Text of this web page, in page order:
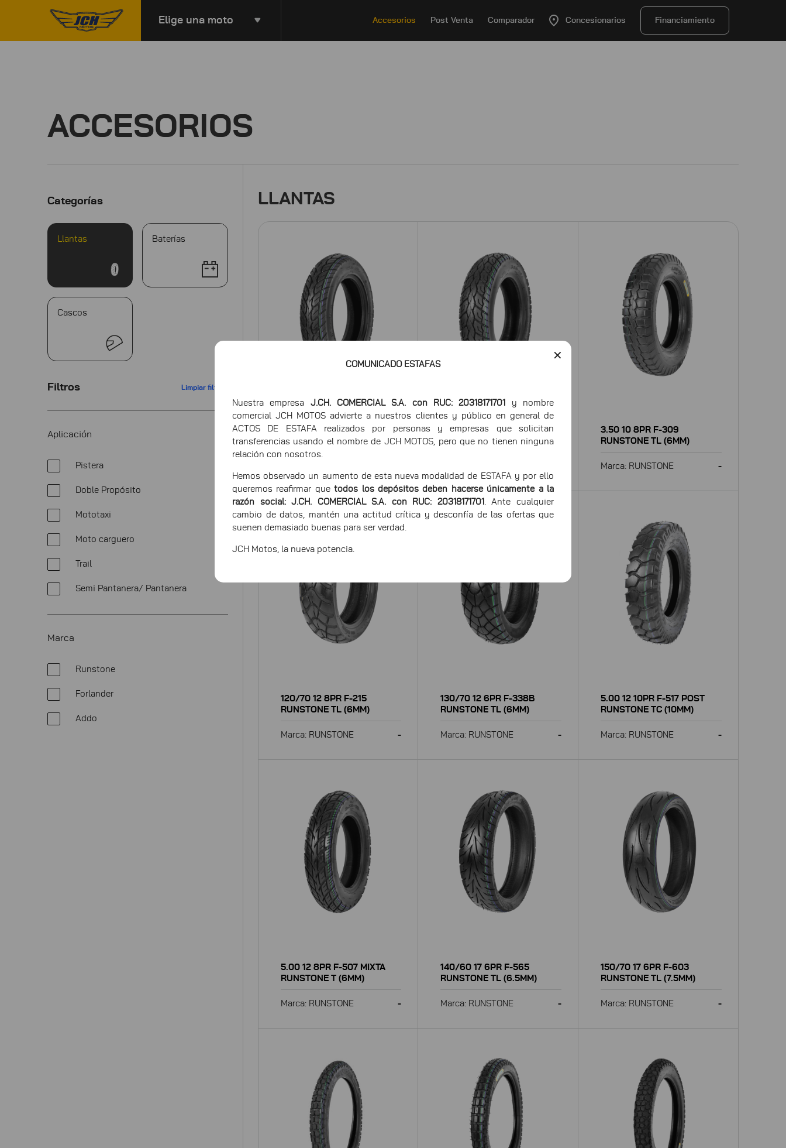
Elige una moto Accesorios Post Venta Comparador Concesionarios Financiamiento
✕
COMUNICADO ESTAFAS
Nuestra empresa J.CH. COMERCIAL S.A. con RUC: 20318171701
y nombre
comercial JCH MOTOS advierte a nuestros clientes y público en general de
ACTOS DE ESTAFA realizados por personas y empresas que solicitan
transferencias usando el nombre de JCH MOTOS, pero que no tienen ninguna
relación con nosotros.
Hemos observado un aumento de esta nueva modalidad de ESTAFA y por ello
queremos reafirmar quetodos los depósitos deben hacerse únicamente a la
razón social: J.CH. COMERCIAL S.A. con RUC: 20318171701 . Ante cualquier
cambio de datos, mantén una actitud crítica y desconfía de las ofertas que
suenen demasiado buenas para ser verdad.
JCH Motos, la nueva potencia.
ACCESORIOS
Categorías
Llantas Baterías
Cascos
Filtros Limpiar filtros
Aplicación
Pistera
Doble Propósito
Mototaxi
Moto carguero
Trail
Semi Pantanera/ Pantanera
Marca
Runstone
Forlander
Addo
LLANTAS
3.50 10 8PR F-206
RUNSTONE TL (5MM)
3.50 10 8PR F-222
RUNSTONE TL (6MM)
3.50 10 8PR F-309
RUNSTONE TL (6MM)
Marca: RUNSTONE -
120/70 12 8PR F-215
RUNSTONE TL (6MM)
Marca: RUNSTONE -
130/70 12 6PR F-338B
RUNSTONE TL (6MM)
Marca: RUNSTONE -
5.00 12 10PR F-517 POST
RUNSTONE TC (10MM)
Marca: RUNSTONE -
5.00 12 8PR F-507 MIXTA
RUNSTONE T (6MM)
Marca: RUNSTONE -
140/60 17 6PR F-565
RUNSTONE TL (6.5MM)
Marca: RUNSTONE -
150/70 17 6PR F-603
RUNSTONE TL (7.5MM)
Marca: RUNSTONE -